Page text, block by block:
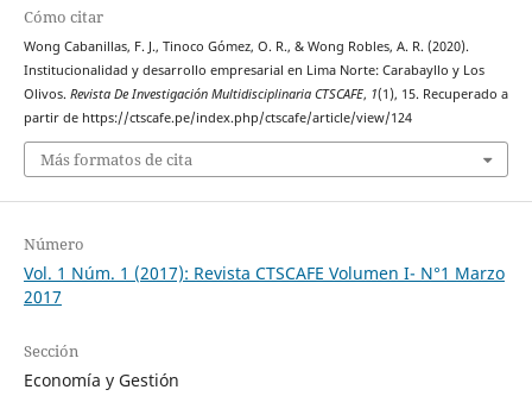
Cómo citar
Wong Cabanillas, F. J., Tinoco Gómez, O. R., & Wong Robles, A. R. (2020).
Institucionalidad y desarrollo empresarial en Lima Norte: Carabayllo y Los
Olivos. Revista De Investigación Multidisciplinaria CTSCAFE, 1(1), 15. Recuperado a
partir de https://ctscafe.pe/index.php/ctscafe/article/view/124
Más formatos de cita
Número
Vol. 1 Núm. 1 (2017): Revista CTSCAFE Volumen I- N°1 Marzo
2017
Sección
Economía y Gestión